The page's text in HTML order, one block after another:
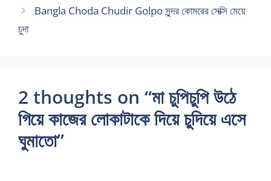
Bangla Choda Chudir Golpo সুন্দর কোমরের সেক্সি মেয়ে
চুদা
2 thoughts on “মা চুপিচুপি উঠে
গিয়ে কাজের লোকাটাকে দিয়ে চুদিয়ে এসে
ঘুমাতো”